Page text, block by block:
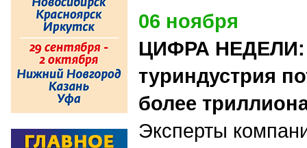
06 ноября
ЦИФРА НЕДЕЛИ:
туриндустрия
более
Эксперты